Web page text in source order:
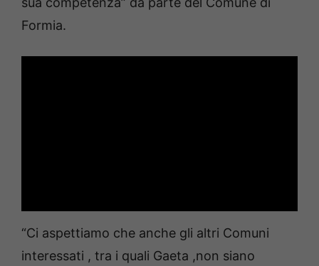
Formia.
“Ci aspettiamo che anche gli altri Comuni
interessati , tra i quali Gaeta ,non siano